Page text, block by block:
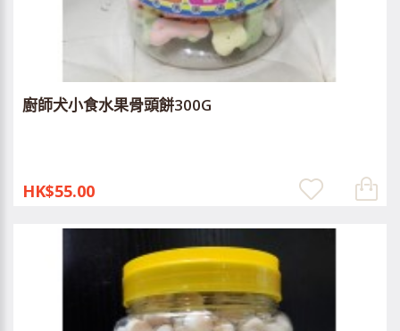
廚師犬小食水果骨頭餅300G
HK$55.00